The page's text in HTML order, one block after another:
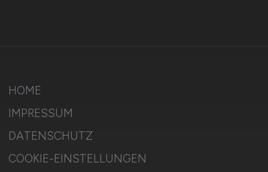
HOME
IMPRESSUM
DATENSCHUTZ
COOKIE-EINSTELLUNGEN